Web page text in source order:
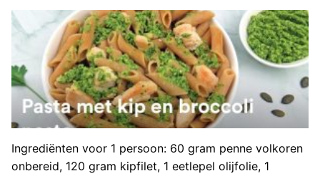
Ingrediënten voor 1 persoon: 60 gram penne volkoren
onbereid, 120 gram kipfilet, 1 eetlepel olijfolie, 1